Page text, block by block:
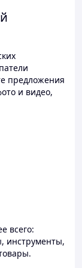
предложения
и видео,
всего:
инструменты,